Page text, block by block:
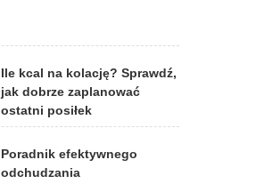
Ile kcal na kolację? Sprawdź,
jak dobrze zaplanować
ostatni posiłek
Poradnik efektywnego
odchudzania